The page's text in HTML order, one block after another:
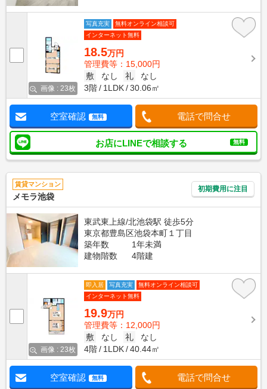
画像 : 23枚
写真充実
無料オンライン相談可
インターネット無料
18.5万円
管理費等：15,000円
敷
なし 礼
なし
3階
1LDK 30.06㎡
空室確認 無料 電話で問合せ
お店にLINEで相談する 無料
賃貸マンション
メモラ池袋
初期費用に注目
東武東上線/北池袋駅 徒歩5分
東京都豊島区池袋本町１丁目
築年数
1年未満
建物階数
4階建
画像 : 23枚
即入居 写真充実
無料オンライン相談可
インターネット無料
19.9万円
管理費等：12,000円
敷
なし 礼
なし
4階
1LDK 40.44㎡
空室確認 無料 電話で問合せ